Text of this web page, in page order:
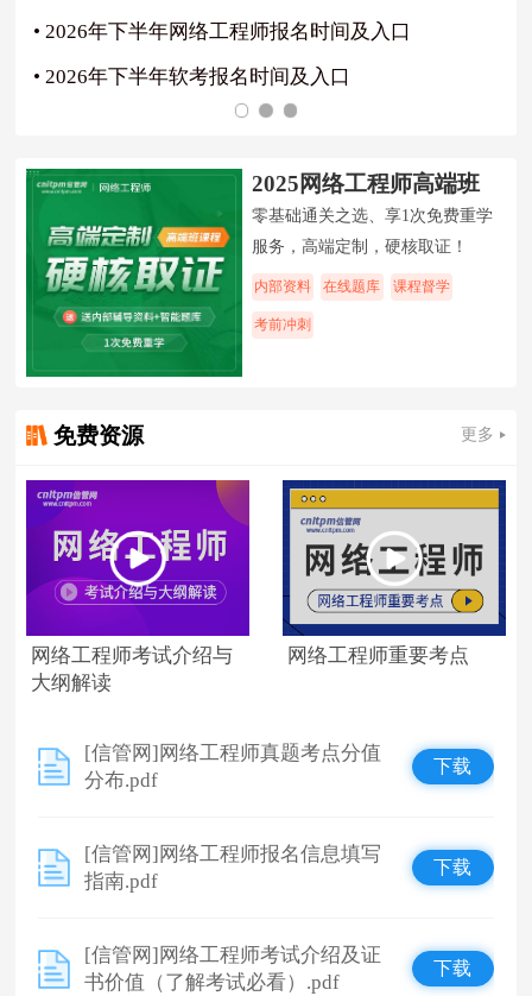
• 2026年下半年网络工程师报名时间及入口
• 2026年下半年软考报名时间及入口
2025网络工程师高端班
零基础通关之选、享1次免费重学
服务，高端定制，硬核取证！
内部资料 在线题库 课程督学
考前冲刺
免费资源 更多
网络工程师考试介绍与
大纲解读
网络工程师重要考点
[信管网]网络工程师真题考点分值
分布.pdf
下载
[信管网]网络工程师报名信息填写
指南.pdf
下载
[信管网]网络工程师考试介绍及证
书价值（了解考试必看）.pdf
下载